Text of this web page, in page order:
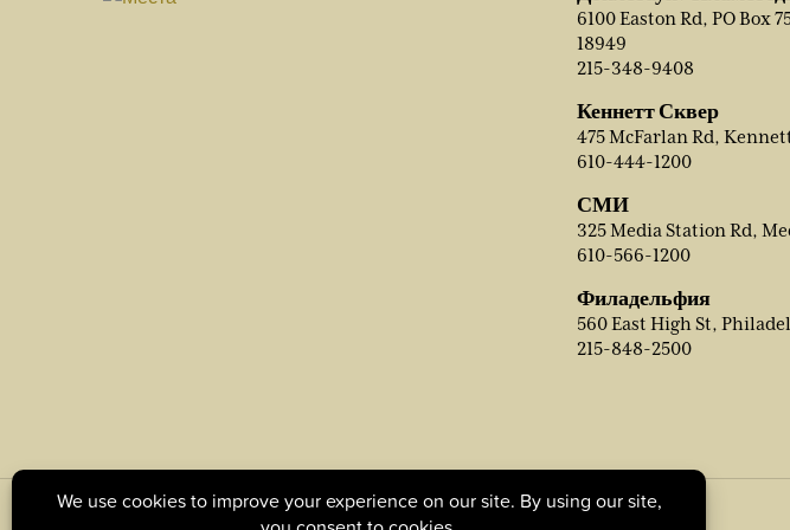
6100 Easton Rd, PO Box
18949
215-348-9408
Кеннетт Сквер
475 McFarlan Rd,
610-444-1200
СМИ
325 Media Station Rd,
610-566-1200
Филадельфия
560 East High St,
215-848-2500